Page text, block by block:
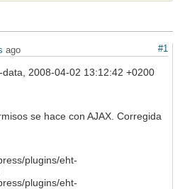
#1
ago
2008-04-02 13:12:42 +0200
se hace con AJAX. Corregida
plugins/eht-
plugins/eht-